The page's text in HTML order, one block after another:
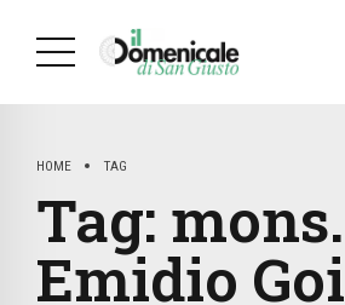
HOME TAG
Tag: mons.
Emidio Goi